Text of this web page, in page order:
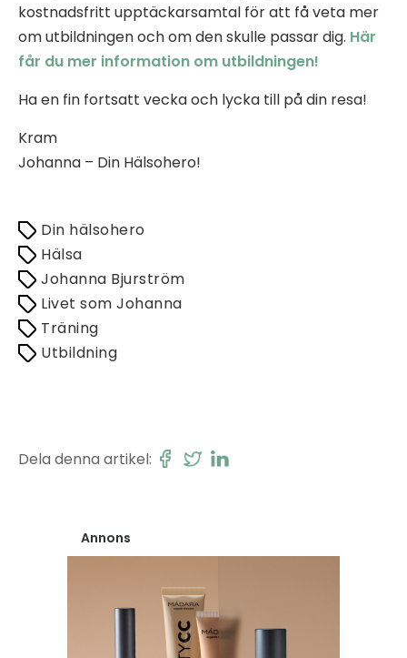
kostnadsfritt upptäckarsamtal för att få veta mer
om utbildningen och om den skulle passar dig. Här
får du mer information om utbildningen!
Ha en fin fortsatt vecka och lycka till på din resa!
Kram
Johanna – Din Hälsohero!
Din hälsohero
Hälsa
Johanna Bjurström
Livet som Johanna
Träning
Utbildning
Dela denna artikel:
Annons